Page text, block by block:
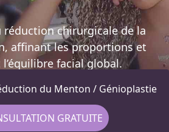
réduction chirurgicale de la
affinant les proportions et
facial global.
du Menton / Génioplastie
GRATUITE